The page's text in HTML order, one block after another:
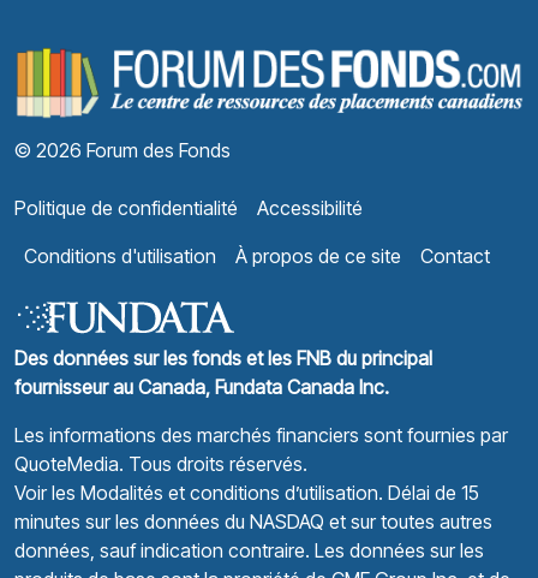
© 2026 Forum des Fonds
Politique de confidentialité
Accessibilité
Conditions d'utilisation
À propos de ce site Contact
Des données sur les fonds et les FNB du principal
fournisseur au Canada, Fundata Canada Inc.
Les informations des marchés financiers sont fournies par
QuoteMedia. Tous droits réservés.
Voir les Modalités et conditions d’utilisation. Délai de 15
minutes sur les données du NASDAQ et sur toutes autres
données, sauf indication contraire. Les données sur les